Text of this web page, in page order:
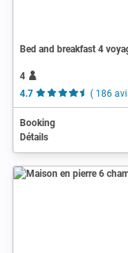
Bed and breakfast 4
4
4.7
( 186
Booking
Détails